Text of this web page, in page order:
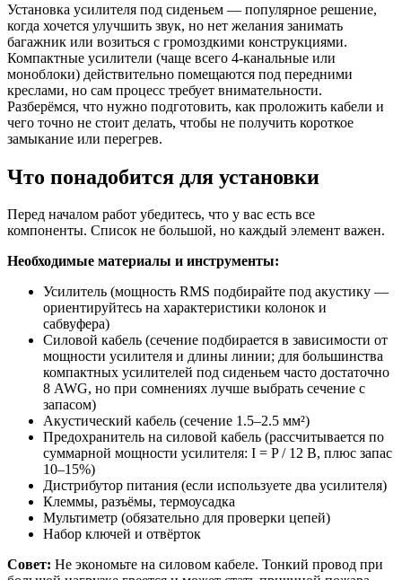
Установка усилителя под сиденьем — популярное решение,
когда хочется улучшить звук, но нет желания занимать
багажник или возиться с громоздкими конструкциями.
Компактные усилители (чаще всего 4-канальные или
моноблоки) действительно помещаются под передними
креслами, но сам процесс требует внимательности.
Разберёмся, что нужно подготовить, как проложить кабели и
чего точно не стоит делать, чтобы не получить короткое
замыкание или перегрев.
Что понадобится для установки
Перед началом работ убедитесь, что у вас есть все
компоненты. Список не большой, но каждый элемент важен.
Необходимые материалы и инструменты:
Усилитель (мощность RMS подбирайте под акустику —
ориентируйтесь на характеристики колонок и
сабвуфера)
Силовой кабель (сечение подбирается в зависимости от
мощности усилителя и длины линии; для большинства
компактных усилителей под сиденьем часто достаточно
8 AWG, но при сомнениях лучше выбрать сечение с
запасом)
Акустический кабель (сечение 1.5–2.5 мм²)
Предохранитель на силовой кабель (рассчитывается по
суммарной мощности усилителя: I = P / 12 В, плюс запас
10–15%)
Дистрибутор питания (если используете два усилителя)
Клеммы, разъёмы, термоусадка
Мультиметр (обязательно для проверки цепей)
Набор ключей и отвёрток
Совет: Не экономьте на силовом кабеле. Тонкий провод при